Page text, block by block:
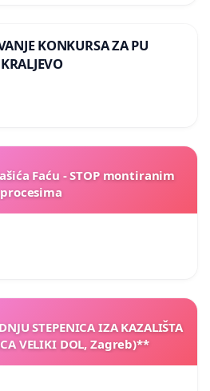
KONKURSA ZA PU
Faću - STOP montiranim
procesima
STEPENICA IZA KAZALIŠTA
VELIKI DOL, Zagreb)**